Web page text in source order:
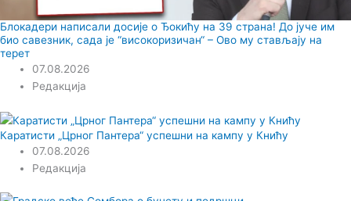
Блокадери написали досије о Ђокићу на 39 страна! До јуче им
био савезник, сада је “високоризичан“ – Ово му стављају на
терет
07.08.2026
Редакција
Каратисти „Црног Пантера“ успешни на кампу у Книћу
07.08.2026
Редакција